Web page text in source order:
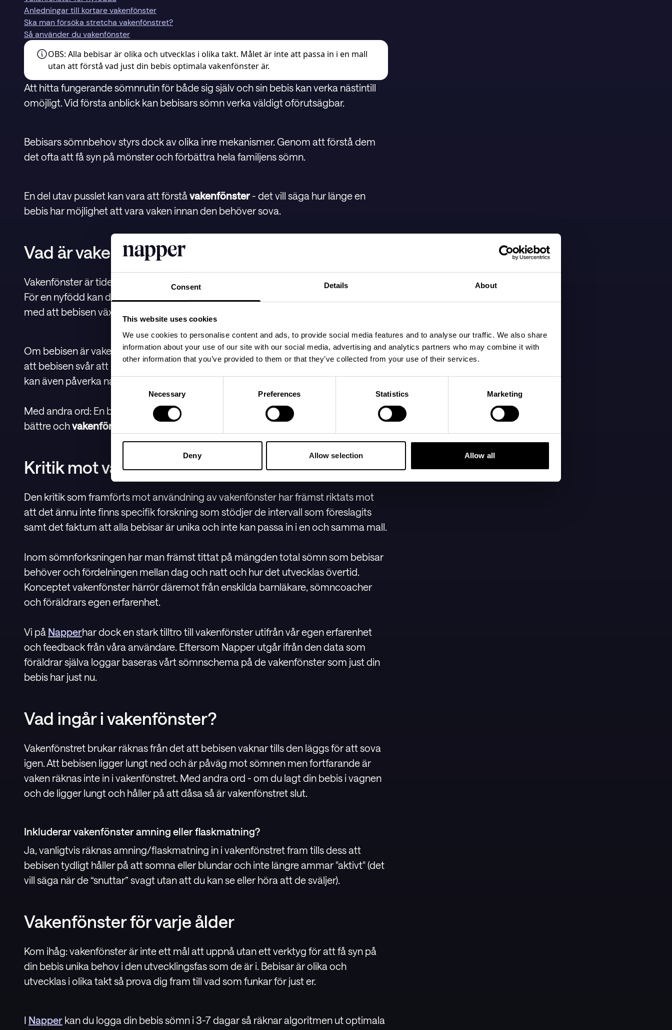
Consent Details About
This website uses cookies
We use cookies to personalise content and ads, to provide social media features and to analyse our traffic. We also share
information about your use of our site with our social media, advertising and analytics partners who may combine it with
other information that you’ve provided to them or that they’ve collected from your use of their services.
Consent
Necessary Preferences Statistics Marketing
Deny Allow selection Allow all
Anledningar till kortare vakenfönster
Ska man försöka stretcha vakenfönstret?
Så använder du vakenfönster
OBS: Alla bebisar är olika och utvecklas i olika takt. Målet är inte att passa in i en mall
utan att förstå vad just din bebis optimala vakenfönster är.
Att hitta fungerande sömnrutin för både sig själv och sin bebis kan verka nästintill
omöjligt. Vid första anblick kan bebisars sömn verka väldigt oförutsägbar.
Bebisars sömnbehov styrs dock av olika inre mekanismer. Genom att förstå dem
det ofta att få syn på mönster och förbättra hela familjens sömn.
En del utav pusslet kan vara att förståvakenfönster- det vill säga hur länge en
bebis har möjlighet att vara vaken innan den behöver sova.
Vad är vakenfönster?
Vakenfönster är tiden som en bebis orkar vara vaken innan de behöver sova igen.
För en nyfödd kan det vara väldigt kort, ca 45 min till 2 h för att sedan öka i takt
med att bebisen växer¹.
Om bebisen är vaken längre än sovfönstret kan det resultera i övertrötthet som gör
att bebisen svår att lägga och leda till att bebisen tappar humöret. Övertrötthet
kan även påverka nattsömnen negativt med fler uppvak och orolig sömn.
Med andra ord: En bebis som läggs i tid kan ofta somnar lättare och sover ofta
bättre ochvakenfönster kan hjälpa dig tajma in det.
Kritik mot vakenfönster
Den kritik som framförts mot användning av vakenfönster har främst riktats mot
att det ännu inte finns specifik forskning som stödjer de intervall som föreslagits
samt det faktum att alla bebisar är unika och inte kan passa in i en och samma mall.
Inom sömnforksningen har man främst tittat på mängden total sömn som bebisar
behöver och fördelningen mellan dag och natt och hur det utvecklas övertid.
Konceptet vakenfönster härrör däremot från enskilda barnläkare, sömncoacher
och föräldrars egen erfarenhet.
Vi på Napperhar dock en stark tilltro till vakenfönster utifrån vår egen erfarenhet
och feedback från våra användare. Eftersom Napper utgår ifrån den data som
föräldrar själva loggar baseras vårt sömnschema på de vakenfönster som just din
bebis har just nu.
Vad ingår i vakenfönster?
Vakenfönstret brukar räknas från det att bebisen vaknar tills den läggs för att sova
igen. Att bebisen ligger lungt ned och är påväg mot sömnen men fortfarande är
vaken räknas inte in i vakenfönstret. Med andra ord - om du lagt din bebis i vagnen
och de ligger lungt och håller på att dåsa så är vakenfönstret slut.
Inkluderar vakenfönster amning eller flaskmatning?
Ja, vanligtvis räknas amning/flaskmatning in i vakenfönstret fram tills dess att
bebisen tydligt håller på att somna eller blundar och inte längre ammar "aktivt" (det
vill säga när de “snuttar” svagt utan att du kan se eller höra att de sväljer).
Vakenfönster för varje ålder
Kom ihåg: vakenfönster är inte ett mål att uppnå utan ett verktyg för att få syn på
din bebis unika behov i den utvecklingsfas som de är i. Bebisar är olika och
utvecklas i olika takt så prova dig fram till vad som funkar för just er.
I Napper kan du logga din bebis sömn i 3-7 dagar så räknar algoritmen ut optimala